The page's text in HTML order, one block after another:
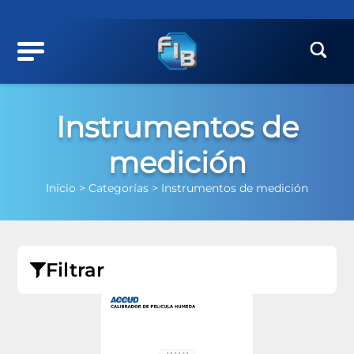
Instrumentos de
medición
Inicio > Categorías > Instrumentos de medición
Filtrar